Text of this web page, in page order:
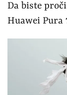
Da biste
Huawei Pura